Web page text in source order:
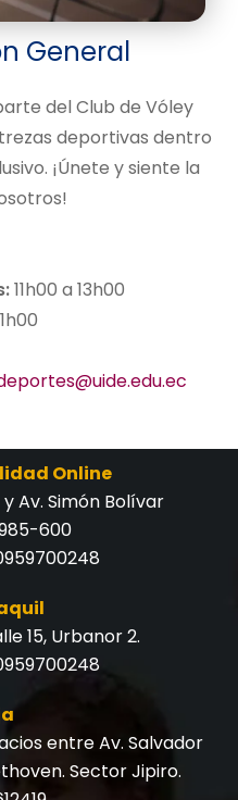
General
del Club de Vóley
deportivas dentro
¡Únete y siente la
11h00 a 13h00
Online
Av. Simón Bolívar
600
15, Urbanor 2.
entre Av. Salvador
Sector Jipiro.